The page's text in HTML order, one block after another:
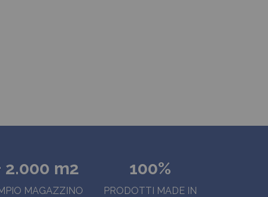
2.000 m2
MAGAZZINO
100%
PRODOTTI MADE IN